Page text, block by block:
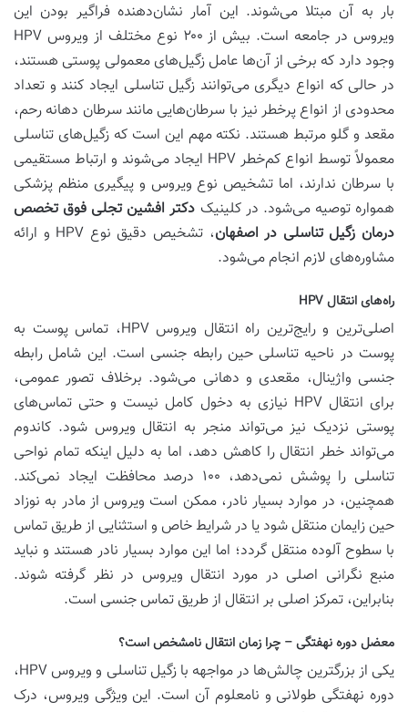
بار به آن مبتلا می‌شوند. این آمار نشان‌دهنده فراگیر بودن این
ویروس در جامعه است. بیش از ۲۰۰ نوع مختلف از ویروس HPV
وجود دارد که برخی از آن‌ها عامل زگیل‌های معمولی پوستی هستند،
در حالی که انواع دیگری می‌توانند زگیل تناسلی ایجاد کنند و تعداد
محدودی از انواع پرخطر نیز با سرطان‌هایی مانند سرطان دهانه رحم،
مقعد و گلو مرتبط هستند. نکته مهم این است که زگیل‌های تناسلی
معمولاً توسط انواع کم‌خطر HPV ایجاد می‌شوند و ارتباط مستقیمی
با سرطان ندارند، اما تشخیص نوع ویروس و پیگیری منظم پزشکی
همواره توصیه می‌شود. در کلینیک دکتر افشین تجلی فوق تخصص
درمان زگیل تناسلی در اصفهان
، تشخیص دقیق نوع HPV و ارائه
مشاوره‌های لازم انجام می‌شود.
راه‌های انتقال HPV
اصلی‌ترین و رایج‌ترین راه انتقال ویروس HPV، تماس پوست به
پوست در ناحیه تناسلی حین رابطه جنسی است. این شامل رابطه
جنسی واژینال، مقعدی و دهانی می‌شود. برخلاف تصور عمومی،
برای انتقال HPV نیازی به دخول کامل نیست و حتی تماس‌های
پوستی نزدیک نیز می‌تواند منجر به انتقال ویروس شود. کاندوم
می‌تواند خطر انتقال را کاهش دهد، اما به دلیل اینکه تمام نواحی
تناسلی را پوشش نمی‌دهد، ۱۰۰ درصد محافظت ایجاد نمی‌کند.
همچنین، در موارد بسیار نادر، ممکن است ویروس از مادر به نوزاد
حین زایمان منتقل شود یا در شرایط خاص و استثنایی از طریق تماس
با سطوح آلوده منتقل گردد؛ اما این موارد بسیار نادر هستند و نباید
منبع نگرانی اصلی در مورد انتقال ویروس در نظر گرفته شوند.
بنابراین، تمرکز اصلی بر انتقال از طریق تماس جنسی است.
معضل دوره نهفتگی – چرا زمان انتقال نامشخص است؟
یکی از بزرگترین چالش‌ها در مواجهه با زگیل تناسلی و ویروس HPV،
دوره نهفتگی طولانی و نامعلوم آن است. این ویژگی ویروس، درک